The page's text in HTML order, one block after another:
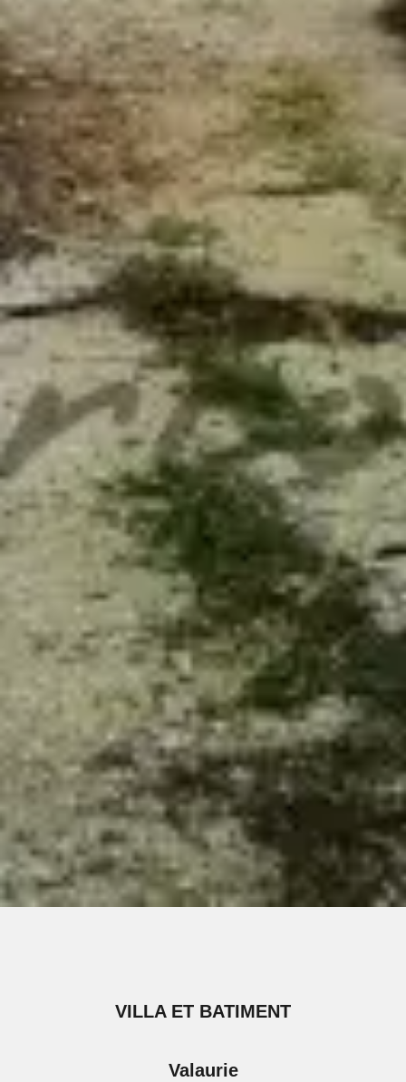
VILLA ET BATIMENT
Valaurie